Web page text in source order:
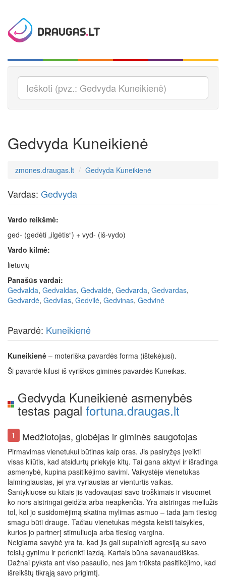
Gedvyda Kuneikienė
zmones.draugas.lt Gedvyda Kuneikienė
Vardas: Gedvyda
Vardo reikšmė:
ged- (gedėti „ilgėtis“) + vyd- (iš-vydo)
Vardo kilmė:
lietuvių
Panašūs vardai:
Gedvalda, Gedvaldas, Gedvaldė, Gedvarda, Gedvardas,
Gedvardė, Gedvilas, Gedvilė, Gedvinas, Gedvinė
Pavardė: Kuneikienė
Kuneikienė – moteriška pavardės forma (ištekėjusi).
Ši pavardė kilusi iš vyriškos giminės pavardės Kuneikas.
Gedvyda Kuneikienė asmenybės
testas pagal fortuna.draugas.lt
1 Medžiotojas, globėjas ir giminės saugotojas
Pirmavimas vienetukui būtinas kaip oras. Jis pasiryžęs įveikti
visas kliūtis, kad atsidurtų priekyje kitų. Tai gana aktyvi ir išradinga
asmenybė, kupina pasitikėjimo savimi. Vaikystėje vienetukas
laimingiausias, jei yra vyriausias ar vienturtis vaikas.
Santykiuose su kitais jis vadovaujasi savo troškimais ir visuomet
ko nors aistringai geidžia arba neapkenčia. Yra aistringas meilužis
tol, kol jo susidomėjimą skatina mylimas asmuo – tada jam tiesiog
smagu būti drauge. Tačiau vienetukas mėgsta keisti taisykles,
kurios jo partnerį stimuliuoja arba tiesiog vargina.
Neigiama savybė yra ta, kad jis gali supainioti agresiją su savo
teisių gynimu ir perlenkti lazdą. Kartais būna savanaudiškas.
Dažnai pyksta ant viso pasaulio, nes jam trūksta pasitikėjimo, kad
išreikštų tikrąją savo prigimtį.